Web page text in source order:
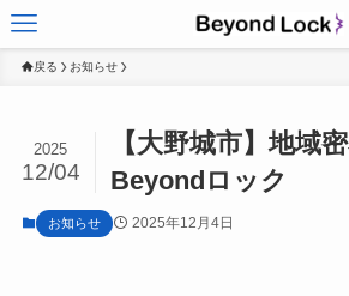
戻る お知らせ
【大野城市】地域
Beyondロック
2025
12/04
お知らせ 2025年12月4日